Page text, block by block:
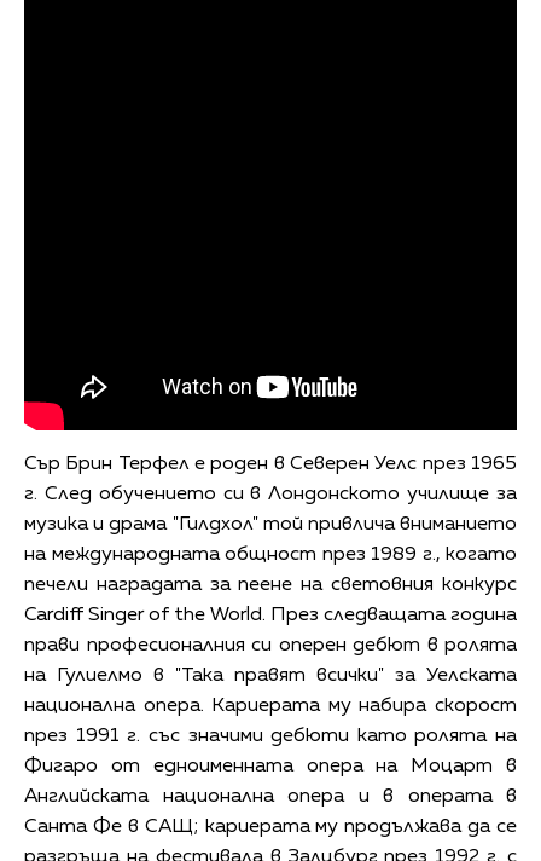
Сър Брин Терфел е роден в Северен Уелс през 1965
г. След обучението си в Лондонското училище за
музика и драма "Гилдхол" той привлича вниманието
на международната общност през 1989 г., когато
печели наградата за пеене на световния конкурс
Cardiff Singer of the World. През следващата година
прави професионалния си оперен дебют в ролята
на Гулиелмо в "Така правят всички" за Уелската
национална опера. Кариерата му набира скорост
през 1991 г. със значими дебюти като ролята на
Фигаро от едноименната опера на Моцарт в
Английската национална опера и в операта в
Санта Фе в САЩ; кариерата му продължава да се